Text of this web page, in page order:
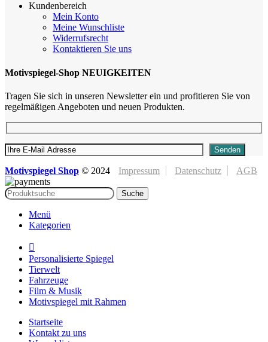
Kundenbereich
Mein Konto
Meine Wunschliste
Widerrufsrecht
Kontaktieren Sie uns
Motivspiegel-Shop NEUIGKEITEN
Tragen Sie sich in unseren Newsletter ein und profitieren Sie von
regelmäßigen Angeboten und neuen Produkten.
Motivspiegel Shop © 2024 Impressum Datenschutz AGB
Suche
Menü
Kategorien
Personalisierte Spiegel
Tierwelt
Fahrzeuge
Film & Musik
Motivspiegel mit Rahmen
Startseite
Kontakt zu uns